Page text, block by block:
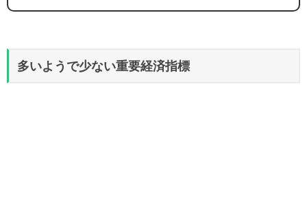
多いようで少ない重要経済指標